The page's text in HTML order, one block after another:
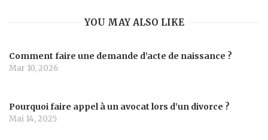
YOU MAY ALSO LIKE
Comment faire une demande d’acte de naissance ?
Mar 10, 2026
Pourquoi faire appel à un avocat lors d’un divorce ?
Mai 14, 2025